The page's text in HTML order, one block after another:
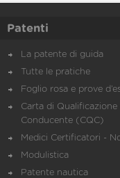
Patenti
La patente di guida
Tutte le pratiche
Foglio rosa e prove
Carta di Qualificazione
Conducente (CQC)
Medici Certificatori -
Modulistica
Patente nautica